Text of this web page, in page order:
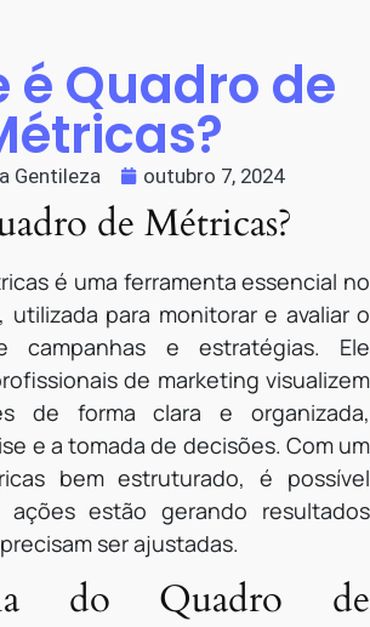
é Quadro de
Gentileza outubro 7, 2024
de Métricas?
é uma ferramenta essencial no
utilizada para monitorar e avaliar o
campanhas e estratégias. Ele
de marketing visualizem
de forma clara e organizada,
e a tomada de decisões. Com um
bem estruturado, é possível
ações estão gerando resultados
ser ajustadas.
do Quadro de